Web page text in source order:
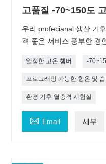
고품질 -70~150도
우리 profecianal 생산 기
격 좋은 서비스 풍부한 경
일정한 고온 챔버 -
프로그래밍 가능한 항온 및
환경 기후 열충격 시험실
 Email 세부